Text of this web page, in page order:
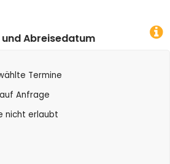
von der Unterkunft)
der Villa)
von der Villa)
Termine
Anfrage
nicht erlaubt